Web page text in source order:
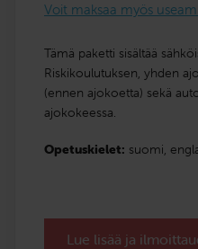
Voit maksaa myös
Tämä paketti sisältää
Riskikoulutuksen, yhden
(ennen ajokoetta) sekä
ajokokeessa.
Opetuskielet: suomi,
Lue lisää ja